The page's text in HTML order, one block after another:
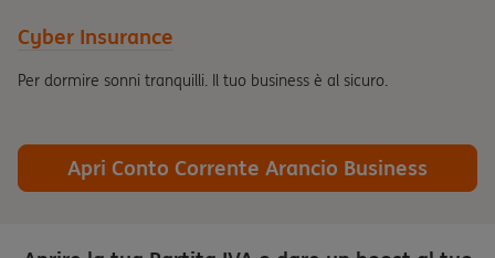
Cyber Insurance
Per dormire sonni tranquilli. Il tuo business è al sicuro.
Apri Conto Corrente Arancio Business